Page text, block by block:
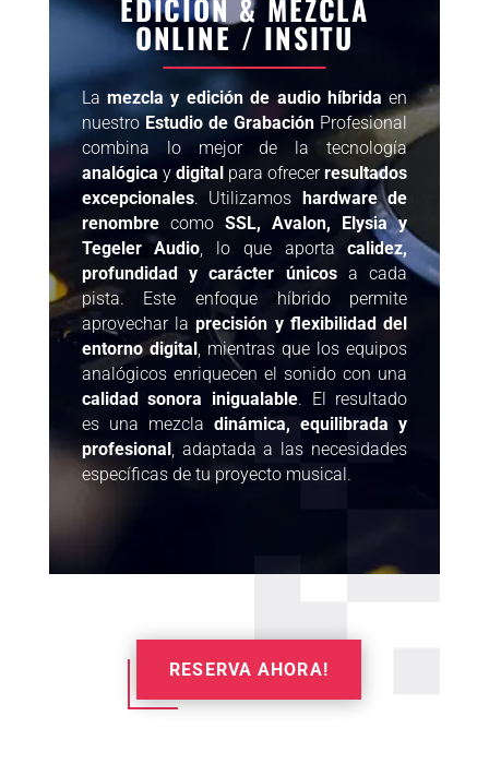
EDICIÓN & MEZCLA
ONLINE / INSITU
Lamezcla y edición de audio híbrida en
nuestroEstudio de Grabación Profesional
combina lo mejor de la tecnología
analógica y digitalpara ofrecerresultados
excepcionales. Utilizamos hardware de
renombrecomo SSL, Avalon, Elysia y
Tegeler Audio, lo que aportacalidez,
profundidad y carácter únicosa cada
pista. Este enfoque híbrido permite
aprovechar laprecisión y flexibilidad del
entorno digital, mientras que los equipos
analógicos enriquecen el sonido con una
calidad sonora inigualable. El resultado
es una mezcladinámica, equilibrada y
profesional, adaptada a las necesidades
específicas de tu proyecto musical.
RESERVA AHORA!